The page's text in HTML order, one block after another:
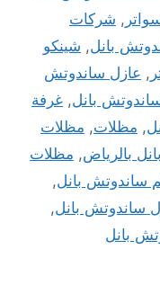
, شركات
بانل, شينكو
, عازل ساندوتش
بانل, غرفة
, مظلات, مظلات
بالرياض, مظلات
ساندوتش بانل,
ساندوتش بانل,
بانل